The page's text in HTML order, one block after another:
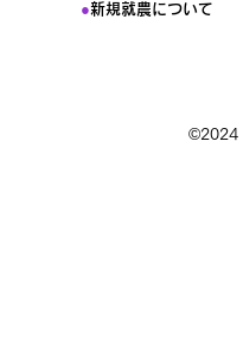
●新規就農について
©2024